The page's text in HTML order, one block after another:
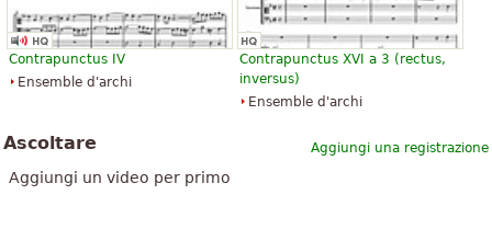
Contrapunctus IV
Ensemble d'archi
Contrapunctus XVI a 3 (rectus,
inversus)
Ensemble d'archi
Aggiungi una registrazione
Ascoltare
Aggiungi un video per primo